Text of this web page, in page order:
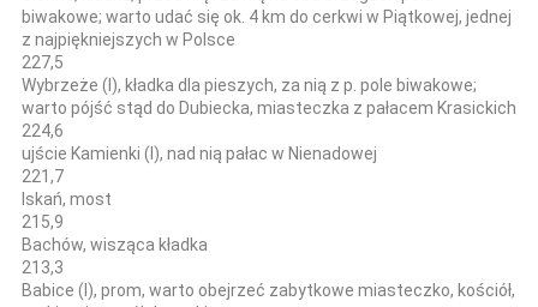
biwakowe; warto udać się ok. 4 km do cerkwi w Piątkowej, jednej
z najpiękniejszych w Polsce
227,5
Wybrzeże (l), kładka dla pieszych, za nią z p. pole biwakowe;
warto pójść stąd do Dubiecka, miasteczka z pałacem Krasickich
224,6
ujście Kamienki (l), nad nią pałac w Nienadowej
221,7
Iskań, most
215,9
Bachów, wisząca kładka
213,3
Babice (l), prom, warto obejrzeć zabytkowe miasteczko, kościół,